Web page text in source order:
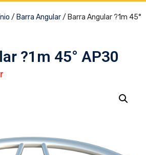
/ Barra Angular/ Barra Angular ?1m 45°
?1m 45° AP30